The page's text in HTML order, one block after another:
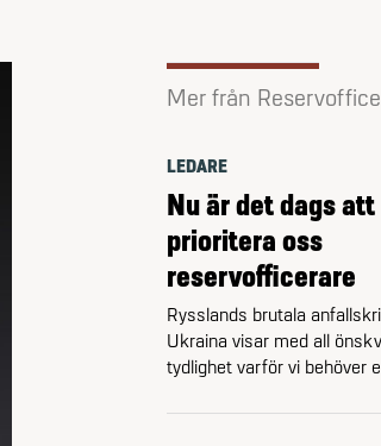
Mer från
LEDARE
Nu är det dags att
prioritera oss
reservofficerare
Rysslands brutala
Ukraina visar med all
tydlighet varför vi behöver
Sverige. Ukraina har på